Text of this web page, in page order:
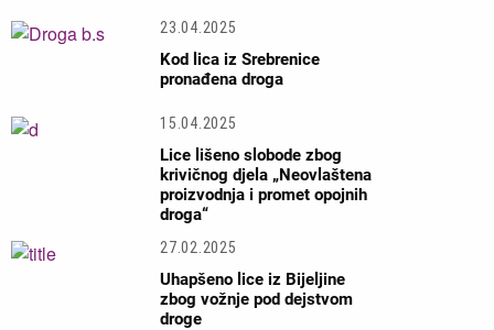
23.04.2025
Kod lica iz Srebrenice
pronađena droga
15.04.2025
Lice lišeno slobode zbog
krivičnog djela „Neovlaštena
proizvodnja i promet opojnih
droga“
27.02.2025
Uhapšeno lice iz Bijeljine
zbog vožnje pod dejstvom
droge